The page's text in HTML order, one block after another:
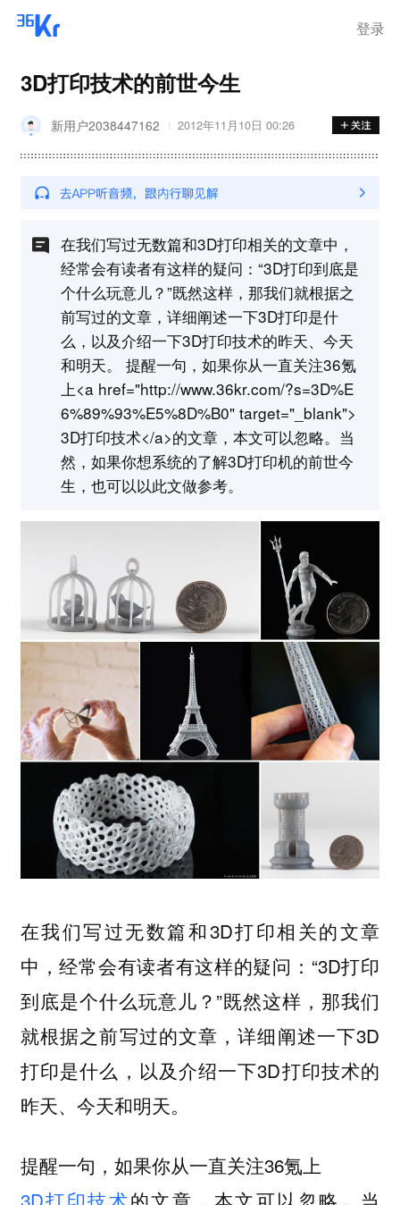
登录
3D打印技术的前世今生
新用户2038447162 2012年11月10日 00:26
在我们写过无数篇和3D打印相关的文章中，
经常会有读者有这样的疑问：“3D打印到底是
个什么玩意儿？”既然这样，那我们就根据之
前写过的文章，详细阐述一下3D打印是什
么，以及介绍一下3D打印技术的昨天、今天
和明天。 提醒一句，如果你从一直关注36氪
上<a href="http://www.36kr.com/?s=3D%E
6%89%93%E5%8D%B0" target="_blank">
3D打印技术</a>的文章，本文可以忽略。当
然，如果你想系统的了解3D打印机的前世今
生，也可以以此文做参考。
在我们写过无数篇和3D打印相关的文章
中，经常会有读者有这样的疑问：“3D打印
到底是个什么玩意儿？”既然这样，那我们
就根据之前写过的文章，详细阐述一下3D
打印是什么，以及介绍一下3D打印技术的
昨天、今天和明天。
提醒一句，如果你从一直关注36氪上
3D打印技术的文章，本文可以忽略。当